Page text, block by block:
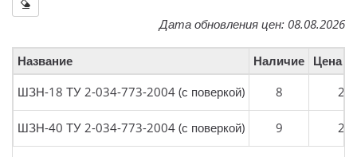
Дата обновления цен: 08.08.2026
Название Наличие Цена
ШЗН-18 ТУ 2-034-773-2004 (с поверкой)
8 26
ШЗН-40 ТУ 2-034-773-2004 (с поверкой) 9 29